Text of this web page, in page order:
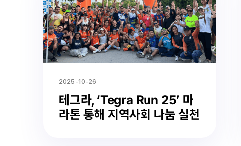
2025-10-26
테그라, ‘Tegra Run 25’ 마
라톤 통해 지역사회 나눔 실천